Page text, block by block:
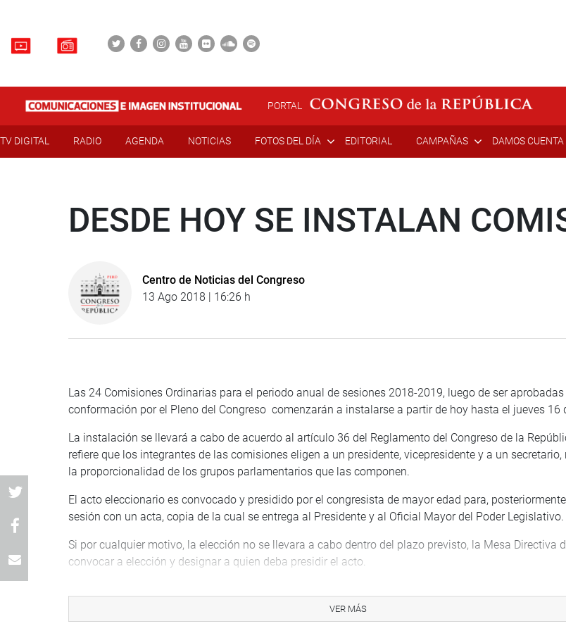
PORTAL
TV DIGITAL RADIO AGENDA NOTICIAS FOTOS DEL DÍA EDITORIAL CAMPAÑAS DAMOS CUENTA
DESDE HOY SE INSTALAN
Centro de Noticias del Congreso
13 Ago 2018 | 16:26 h
Las 24 Comisiones Ordinarias para el periodo anual de sesiones 2018-2019, luego de ser aprobadas
conformación por el Pleno del Congreso comenzarán a instalarse a partir de hoy hasta el jueves 16
La instalación se llevará a cabo de acuerdo al artículo 36 del Reglamento del Congreso de la
refiere que los integrantes de las comisiones eligen a un presidente, vicepresidente y a un secretario,
la proporcionalidad de los grupos parlamentarios que las componen.
El acto eleccionario es convocado y presidido por el congresista de mayor edad para,
sesión con un acta, copia de la cual se entrega al Presidente y al Oficial Mayor del Poder Legislativo.
Si por cualquier motivo, la elección no se llevara a cabo dentro del plazo previsto, la Mesa Directiva
convocar a elección y designar a quien deba presidir el acto.
candidaturas. Por acuerdo político, las bancadas han aceptado sus componentes, guardando la
proporcionalidad. La elección se hace en lista cerrada y, generalmente, a mano alzada. Podría
VER MÁS